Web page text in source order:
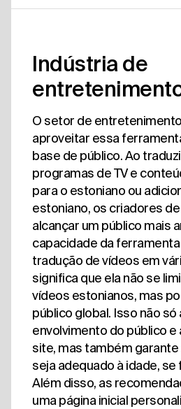
Indústria de
O setor de
aproveitar essa
base de público. Ao
programas de TV e
para o estoniano ou
estoniano, os criadores
alcançar um público mais
capacidade da
tradução de vídeos em
significa que ela não se
vídeos estonianos, mas
público global. Isso não só
envolvimento do público
site, mas também
seja adequado à idade,
Além disso, as
uma página inicial